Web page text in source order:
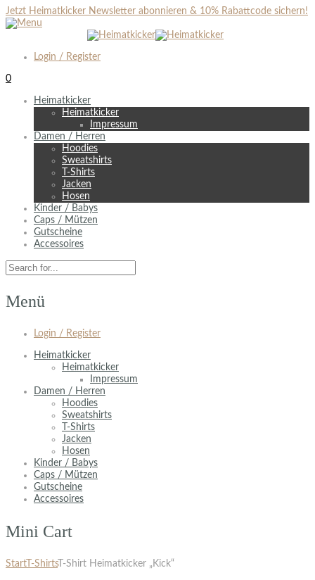
Jetzt Heimatkicker Newsletter abonnieren & 10% Rabattcode sichern!
Login / Register
0
Heimatkicker
Heimatkicker
Impressum
Damen / Herren
Hoodies
Sweatshirts
T-Shirts
Jacken
Hosen
Kinder / Babys
Caps / Mützen
Gutscheine
Accessoires
Menü
Login / Register
Heimatkicker
Heimatkicker
Impressum
Damen / Herren
Hoodies
Sweatshirts
T-Shirts
Jacken
Hosen
Kinder / Babys
Caps / Mützen
Gutscheine
Accessoires
Mini Cart
StartT-ShirtsT-Shirt Heimatkicker „Kick“